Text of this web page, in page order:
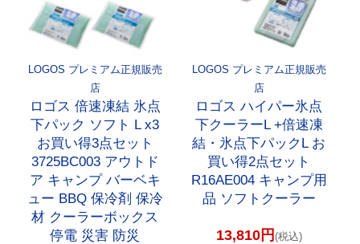
LOGOS プレミアム正規販売
店
ロゴス 倍速凍結 氷点
下パック ソフト L x3
お買い得3点セット
3725BC003 アウトド
ア キャンプ バーベキ
ュー BBQ 保冷剤 保冷
材 クーラーボックス
停電 災害 防災
LOGOS プレミアム正規販売
店
ロゴス ハイパー氷点
下クーラーL +倍速凍
結・氷点下パックL お
買い得2点セット
R16AE004 キャンプ用
品 ソフトクーラー
13,810円 (税込)